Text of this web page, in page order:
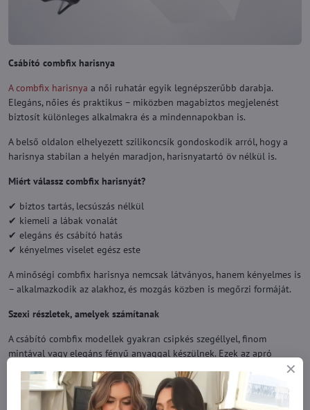
Csábító combfix harisnya
A combfix harisnya a női ruhatár egyik legnépszerűbb darabja.
Elegáns, nőies és praktikus – miközben magabiztos megjelenést
biztosít különleges alkalmakra és a mindennapokban is.
A belső oldalon elhelyezett szilikoncsík gondoskodik arról, hogy a
harisnya stabilan a helyén maradjon, harisnyatartó öv nélkül is.
Miért válassz combfix harisnyát?
✔ biztos tartás, lecsúszás nélkül
✔ kiemeli a lábak vonalát
✔ elegáns és csábító hatás
✔ kényelmes viselet egész este
A minőségi combfix harisnya nemcsak látványos, hanem kényelmes is
– alkalmazkodik az alakhoz, és mozgás közben is megőrzi formáját.
Szexi részletek, amelyek számítanak
A csábító combfix modellek gyakran csipkés szegéllyel, finom
mintával vagy elegáns fényű anyaggal készülnek. Ezek az apró
Tökéletes választás elegáns ruhákhoz, romantikus estékhez vagy
ünnepi alkalmakra. A különböző színek és DEN vastagságok lehetővé